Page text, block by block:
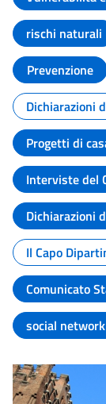
rischi naturali
Prevenzione
Dichiarazioni
Progetti di
Interviste del
Dichiarazioni
Il Capo
Comunicato
social network